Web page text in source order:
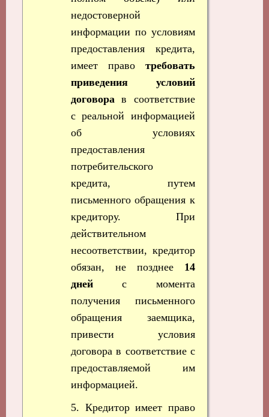
недостоверной
информации по условиям
предоставления кредита,
имеет право требовать
приведения условий
договора в соответствие
с реальной информацией
об условиях
предоставления
потребительского
кредита, путем
письменного обращения к
кредитору. При
действительном
несоответствии, кредитор
обязан, не позднее 14
дней с момента
получения письменного
обращения заемщика,
привести условия
договора в соответствие с
предоставляемой им
информацией.
5. Кредитор имеет право